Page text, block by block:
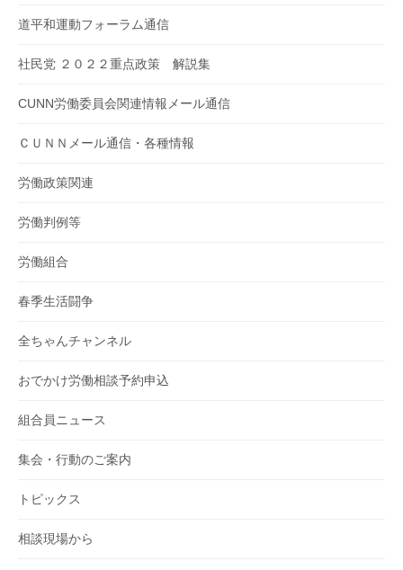
道平和運動フォーラム通信
社民党 ２０２２重点政策 解説集
CUNN労働委員会関連情報メール通信
ＣＵＮＮメール通信・各種情報
労働政策関連
労働判例等
労働組合
春季生活闘争
全ちゃんチャンネル
おでかけ労働相談予約申込
組合員ニュース
集会・行動のご案内
トピックス
相談現場から